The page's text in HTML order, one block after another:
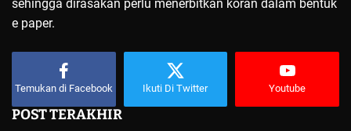
sehingga dirasakan perlu menerbitkan koran dalam bentuk
e paper.
Temukan di Facebook Ikuti Di Twitter Youtube
POST TERAKHIR